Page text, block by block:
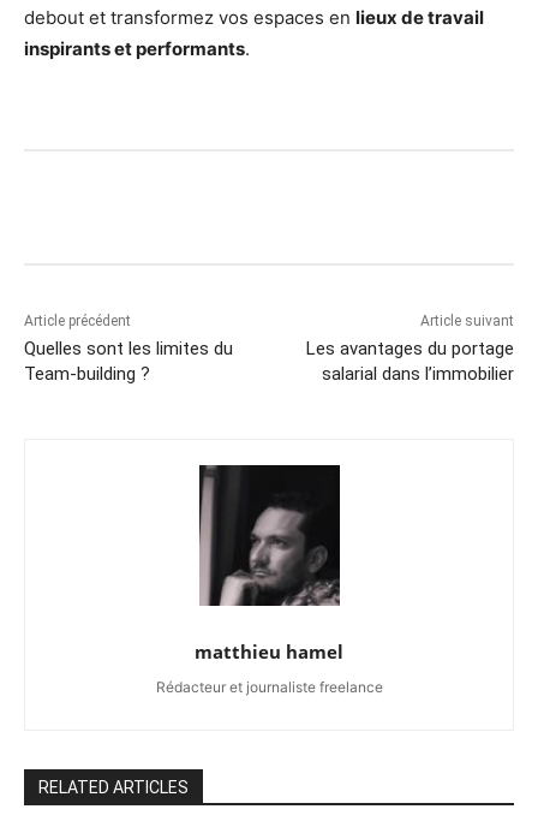
debout et transformez vos espaces en lieux de travail
inspirants et performants.
Article précédent
Quelles sont les limites du
Team-building ?
Article suivant
Les avantages du portage
salarial dans l’immobilier
matthieu hamel
Rédacteur et journaliste freelance
RELATED ARTICLES